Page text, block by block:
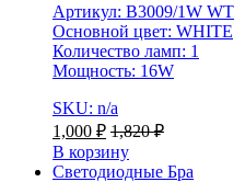
Артикул: B3009/1W WT
Основной цвет: WHITE
Количество ламп: 1
Мощность: 16W
SKU: n/a
1,000 ₽ 1,820₽
В корзину
Светодиодные Бра